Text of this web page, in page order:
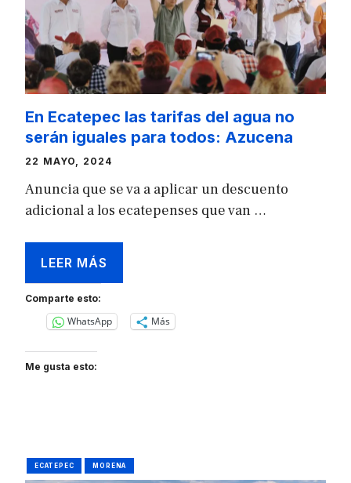
En Ecatepec las tarifas del agua no
serán iguales para todos: Azucena
22 MAYO, 2024
Anuncia que se va a aplicar un descuento
adicional a los ecatepenses que van …
LEER MÁS
Comparte esto:
WhatsApp Más
Me gusta esto:
ECATEPEC MORENA